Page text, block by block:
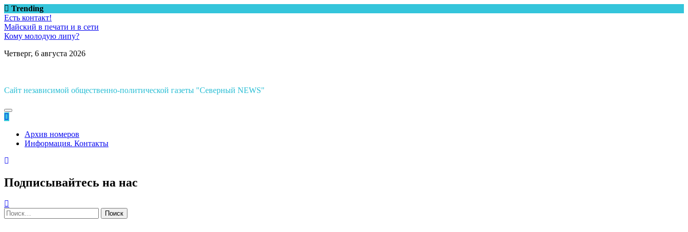
Перейти
к
содержимому
Trending
Есть контакт!
Майский в печати и в сети
Кому молодую липу?
Четверг, 6 августа 2026
Сайт независимой общественно-политической газеты "Северный NEWS"
Архив номеров
Информация. Контакты
Подписывайтесь на нас
Найти: